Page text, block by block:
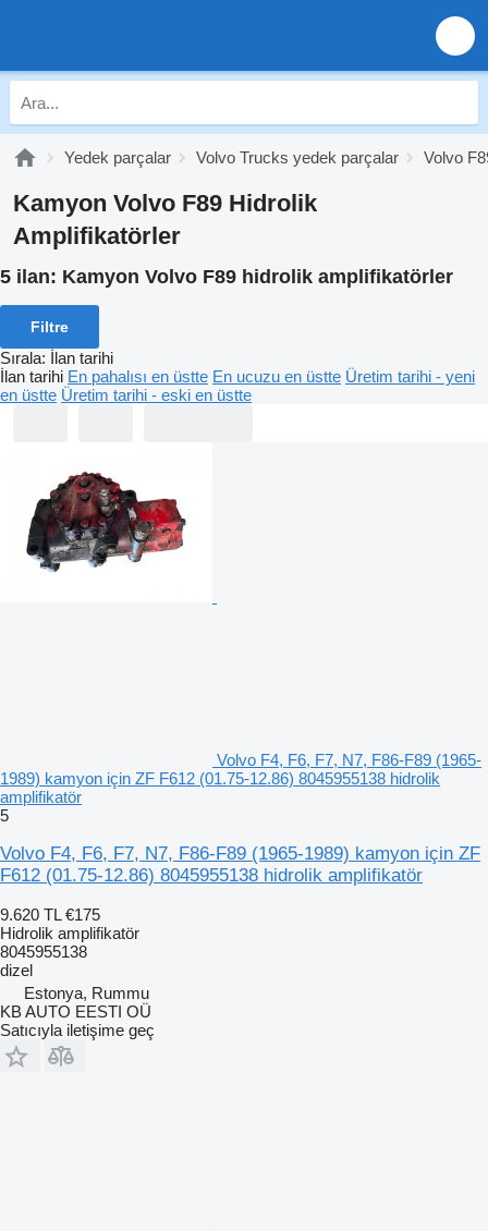
Yedek parçalar Volvo Trucks yedek parçalar Volvo
Kamyon Volvo F89 Hidrolik
Amplifikatörler
5 ilan: Kamyon Volvo F89 hidrolik amplifikatörler
Filtre
Sırala: İlan tarihi
İlan tarihi En pahalısı en üstte En ucuzu en üstte Üretim tarihi - yeni
en üstte Üretim tarihi - eski en üstte
Volvo F4, F6, F7, N7, F86-F89 (1965-
1989) kamyon için ZF F612 (01.75-12.86) 8045955138 hidrolik
amplifikatör
5
Volvo F4, F6, F7, N7, F86-F89 (1965-1989) kamyon için ZF
F612 (01.75-12.86) 8045955138 hidrolik amplifikatör
9.620 TL €175
Hidrolik amplifikatör
8045955138
dizel
Estonya, Rummu
KB AUTO EESTI OÜ
Satıcıyla iletişime geç